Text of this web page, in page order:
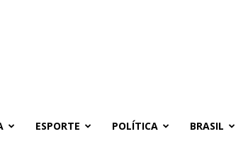
ESPORTE POLÍTICA BRASIL